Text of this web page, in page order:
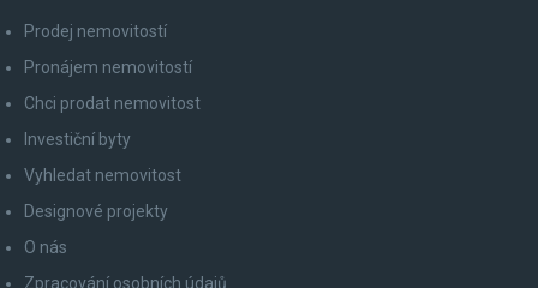
Prodej nemovitostí
Pronájem nemovitostí
Chci prodat nemovitost
Investiční byty
Vyhledat nemovitost
Designové projekty
O nás
Zpracování osobních údajů